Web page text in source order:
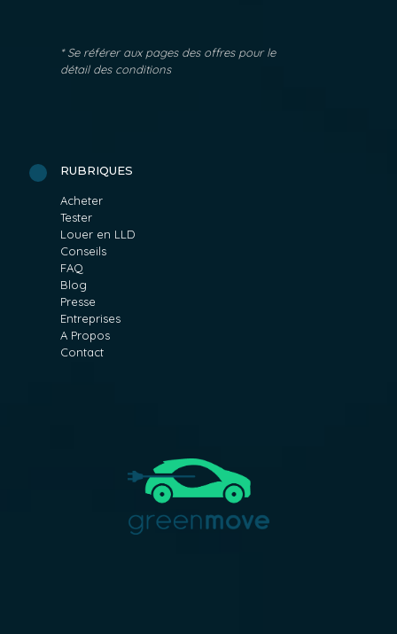
* Se référer aux pages des offres pour le
détail des conditions
RUBRIQUES
Acheter
Tester
Louer en LLD
Conseils
FAQ
Blog
Presse
Entreprises
A Propos
Contact